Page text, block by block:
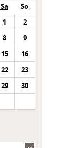
Sa
So
1
2
8
9
15
16
22
23
29
30